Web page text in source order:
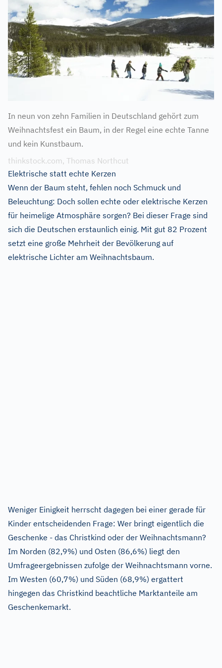
In neun von zehn Familien in Deutschland gehört zum
Weihnachtsfest ein Baum, in der Regel eine echte Tanne
und kein Kunstbaum.
thinkstock.com, Thomas Northcut
Elektrische statt echte Kerzen
Wenn der Baum steht, fehlen noch Schmuck und
Beleuchtung: Doch sollen echte oder elektrische Kerzen
für heimelige Atmosphäre sorgen? Bei dieser Frage sind
sich die Deutschen erstaunlich einig. Mit gut 82 Prozent
setzt eine große Mehrheit der Bevölkerung auf
elektrische Lichter am Weihnachtsbaum.
Weniger Einigkeit herrscht dagegen bei einer gerade für
Kinder entscheidenden Frage: Wer bringt eigentlich die
Geschenke - das Christkind oder der Weihnachtsmann?
Im Norden (82,9%) und Osten (86,6%) liegt den
Umfrageergebnissen zufolge der Weihnachtsmann vorne.
Im Westen (60,7%) und Süden (68,9%) ergattert
hingegen das Christkind beachtliche Marktanteile am
Geschenkemarkt.